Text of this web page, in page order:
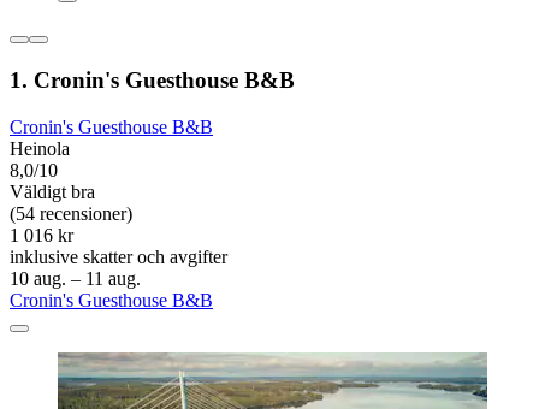
1. Cronin's Guesthouse B&B
Cronin's Guesthouse B&B
Heinola
8,0/10
Väldigt bra
(54 recensioner)
1 016 kr
inklusive skatter och avgifter
10 aug. – 11 aug.
Cronin's Guesthouse B&B